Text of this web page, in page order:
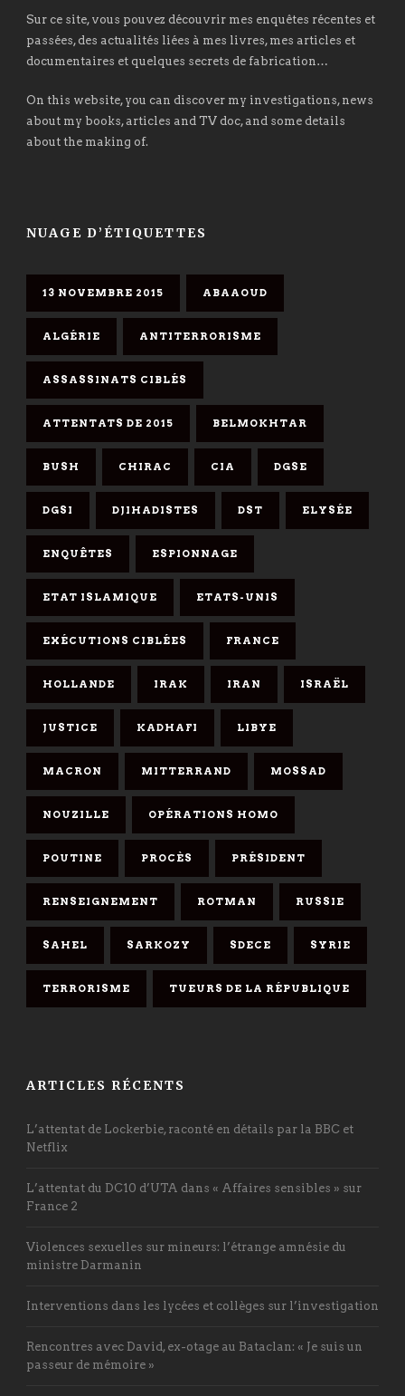
Sur ce site, vous pouvez découvrir mes enquêtes récentes et
passées, des actualités liées à mes livres, mes articles et
documentaires et quelques secrets de fabrication…
On this website, you can discover my investigations, news
about my books, articles and TV doc, and some details
about the making of.
NUAGE D’ÉTIQUETTES
13 NOVEMBRE 2015 ABAAOUD
ALGÉRIE ANTITERRORISME
ASSASSINATS CIBLÉS
ATTENTATS DE 2015 BELMOKHTAR
BUSH CHIRAC CIA DGSE
DGSI DJIHADISTES DST ELYSÉE
ENQUÊTES ESPIONNAGE
ETAT ISLAMIQUE ETATS-UNIS
EXÉCUTIONS CIBLÉES FRANCE
HOLLANDE IRAK IRAN ISRAËL
JUSTICE KADHAFI LIBYE
MACRON MITTERRAND MOSSAD
NOUZILLE OPÉRATIONS HOMO
POUTINE PROCÈS PRÉSIDENT
RENSEIGNEMENT ROTMAN RUSSIE
SAHEL SARKOZY SDECE SYRIE
TERRORISME TUEURS DE LA RÉPUBLIQUE
ARTICLES RÉCENTS
L’attentat de Lockerbie, raconté en détails par la BBC et
Netflix
L’attentat du DC10 d’UTA dans « Affaires sensibles » sur
France 2
Violences sexuelles sur mineurs: l’étrange amnésie du
ministre Darmanin
Interventions dans les lycées et collèges sur l’investigation
Rencontres avec David, ex-otage au Bataclan: « Je suis un
passeur de mémoire »